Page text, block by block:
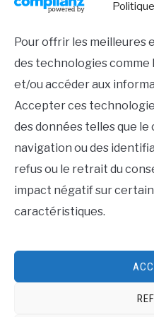
Pour offrir les meilleures
des technologies
et/ou accéder aux
Accepter ces
des données telles que
navigation ou des
refus ou le retrait du
impact négatif sur
caractéristiques.
Pabobo - Indicateur
Essential, pour
etapprivoiser Le
Parental. Mode
Amazon
Plan du
Politique